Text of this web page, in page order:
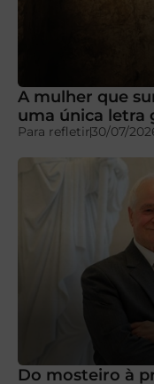
A mulher que
uma única letra
Para refletir30/07/
Do mosteiro à